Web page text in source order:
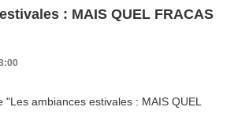
: MAIS QUEL FRACAS